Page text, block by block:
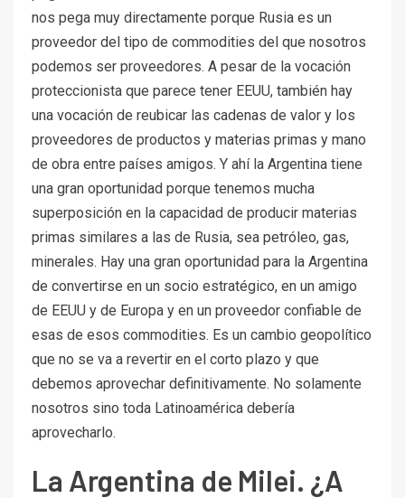
nos pega muy directamente porque Rusia es un
proveedor del tipo de commodities del que nosotros
podemos ser proveedores. A pesar de la vocación
proteccionista que parece tener EEUU, también hay
una vocación de reubicar las cadenas de valor y los
proveedores de productos y materias primas y mano
de obra entre países amigos. Y ahí la Argentina tiene
una gran oportunidad porque tenemos mucha
superposición en la capacidad de producir materias
primas similares a las de Rusia, sea petróleo, gas,
minerales. Hay una gran oportunidad para la Argentina
de convertirse en un socio estratégico, en un amigo
de EEUU y de Europa y en un proveedor confiable de
esas de esos commodities. Es un cambio geopolítico
que no se va a revertir en el corto plazo y que
debemos aprovechar definitivamente. No solamente
nosotros sino toda Latinoamérica debería
aprovecharlo.
La Argentina de Milei. ¿A